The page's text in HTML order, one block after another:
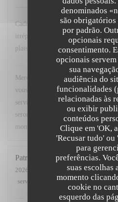
denominados
são obrigatórios
por padrão.
opcionais
consentimento.
opcionais
sua
audiência do
funcionalidades
relacionadas às
ou exibir
conteúdos
Clique em 'OK,
'Recusar tudo' ou
para
preferências.
suas escolhas
momento
cookie no
esquerdo das
Cadre agréable, excellente cuisine
irréprochable...que demander de
plaisir.
Chez Marti
has responded to
Merci beaucoup pour votre superbe
vous ayez apprécié le cadre, notre
service. Votre satisfaction est notre
serons très heureux de vous
moment gourmand. À très bientôt !
Patricia
2026-07-02
- 12:00 - guests 3
service
ambience: 4/5 menu: 4
Chez Marti has responded to